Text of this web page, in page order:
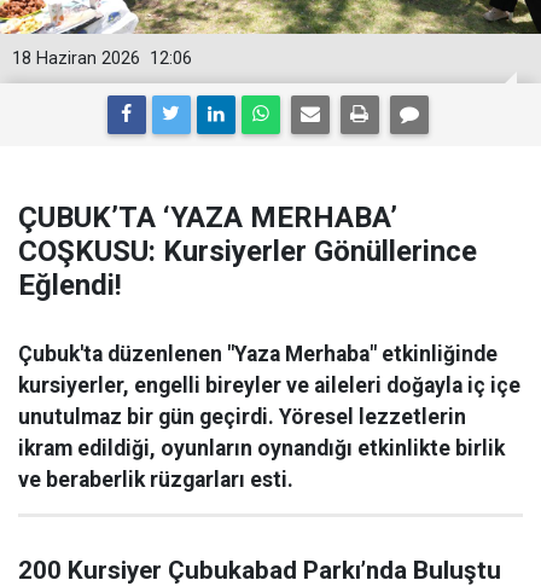
12:06
18 Haziran 2026
ÇUBUK’TA ‘YAZA MERHABA’
COŞKUSU: Kursiyerler Gönüllerince
Eğlendi!
Çubuk'ta düzenlenen "Yaza Merhaba" etkinliğinde
kursiyerler, engelli bireyler ve aileleri doğayla iç içe
unutulmaz bir gün geçirdi. Yöresel lezzetlerin
ikram edildiği, oyunların oynandığı etkinlikte birlik
ve beraberlik rüzgarları esti.
200 Kursiyer Çubukabad Parkı’nda Buluştu